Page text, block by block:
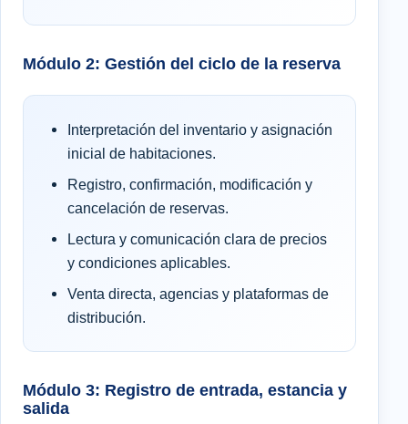
Módulo 2: Gestión del ciclo de la reserva
Interpretación del inventario y asignación
inicial de habitaciones.
Registro, confirmación, modificación y
cancelación de reservas.
Lectura y comunicación clara de precios
y condiciones aplicables.
Venta directa, agencias y plataformas de
distribución.
Módulo 3: Registro de entrada, estancia y
salida